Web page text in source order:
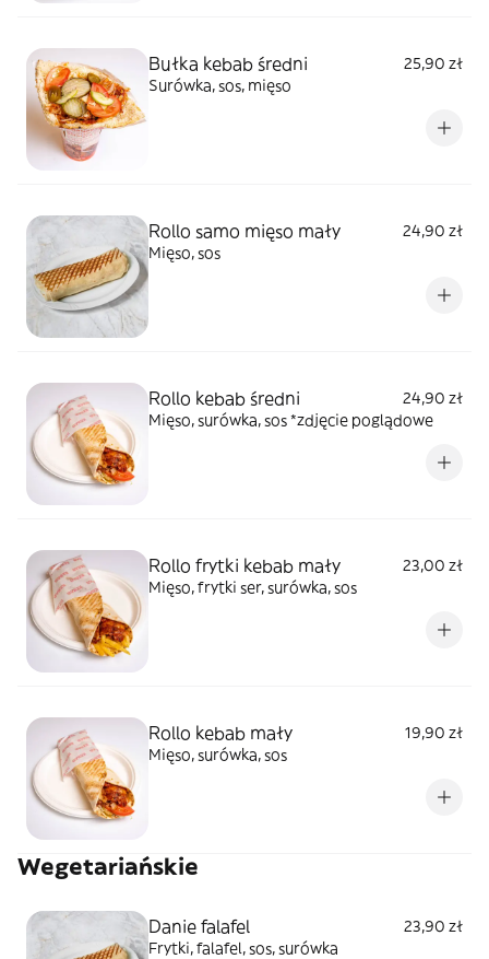
Bułka kebab średni
25,90 zł
Surówka, sos, mięso
Rollo samo mięso mały
24,90 zł
Mięso, sos
Rollo kebab średni
24,90 zł
Mięso, surówka, sos *zdjęcie poglądowe
Rollo frytki kebab mały
23,00 zł
Mięso, frytki ser, surówka, sos
Rollo kebab mały
19,90 zł
Mięso, surówka, sos
Wegetariańskie
Danie falafel
23,90 zł
Frytki, falafel, sos, surówka